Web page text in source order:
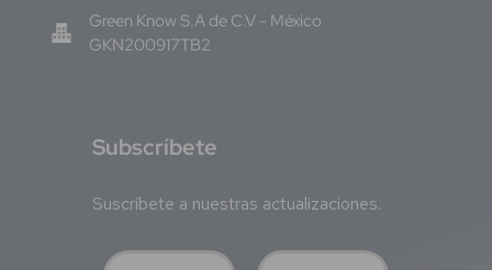
Green Know S.A de C.V - México
GKN200917TB2
Subscríbete
Suscríbete a nuestras actualizaciones.